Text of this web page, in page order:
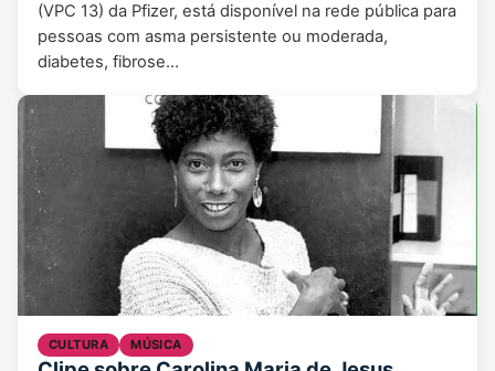
(VPC 13) da Pfizer, está disponível na rede pública para
pessoas com asma persistente ou moderada,
diabetes, fibrose…
CULTURA MÚSICA